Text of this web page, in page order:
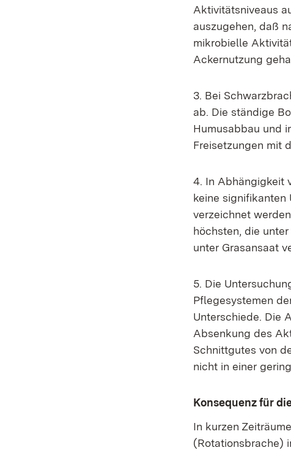
Aktivitätsniveaus
auszugehen, daß
mikrobielle
Ackernutzung
3. Bei
ab. Die ständige
Humusabbau und
Freisetzungen mit
4. In Abhängigkeit
keine signifikanten
verzeichnet
höchsten, die
unter Grasansaat
5. Die
Pflegesystemen
Unterschiede. Die
Absenkung des
Schnittgutes von
nicht in einer
Konsequenz für
In kurzen
(Rotationsbrache)